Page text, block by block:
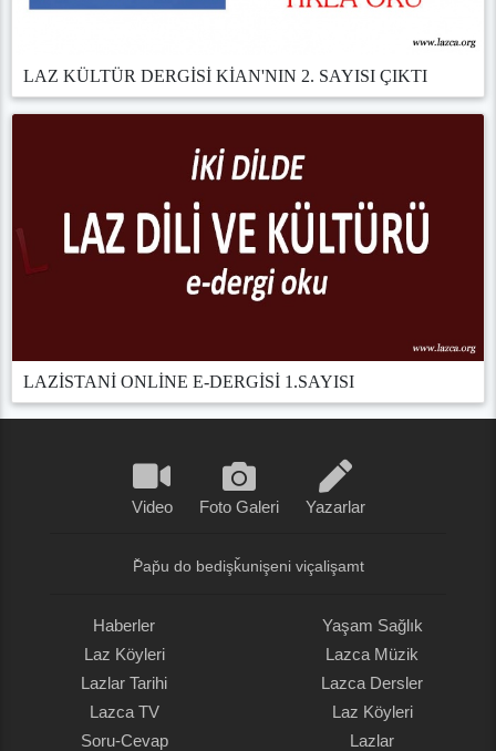
LAZ KÜLTÜR DERGİSİ KİAN'NIN 2. SAYISI ÇIKTI
LAZİSTANİ ONLİNE E-DERGİSİ 1.SAYISI
Video Foto Galeri Yazarlar
P̌ap̌u do bedişǩunişeni viçalişamt
Haberler
Laz Köyleri
Lazlar Tarihi
Lazca TV
Soru-Cevap
Yaşam Sağlık
Lazca Müzik
Lazca Dersler
Laz Köyleri
Lazlar